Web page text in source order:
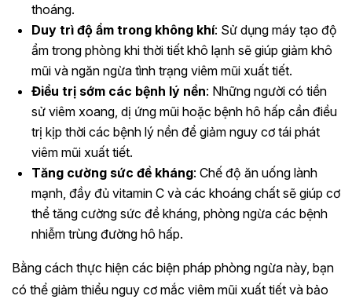
thoáng.
Duy trì độ ẩm trong không khí: Sử dụng máy tạo độ
ẩm trong phòng khi thời tiết khô lạnh sẽ giúp giảm khô
mũi và ngăn ngừa tình trạng viêm mũi xuất tiết.
Điều trị sớm các bệnh lý nền: Những người có tiền
sử viêm xoang, dị ứng mũi hoặc bệnh hô hấp cần điều
trị kịp thời các bệnh lý nền để giảm nguy cơ tái phát
viêm mũi xuất tiết.
Tăng cường sức đề kháng: Chế độ ăn uống lành
mạnh, đầy đủ vitamin C và các khoáng chất sẽ giúp cơ
thể tăng cường sức đề kháng, phòng ngừa các bệnh
nhiễm trùng đường hô hấp.
Bằng cách thực hiện các biện pháp phòng ngừa này, bạn
có thể giảm thiểu nguy cơ mắc viêm mũi xuất tiết và bảo